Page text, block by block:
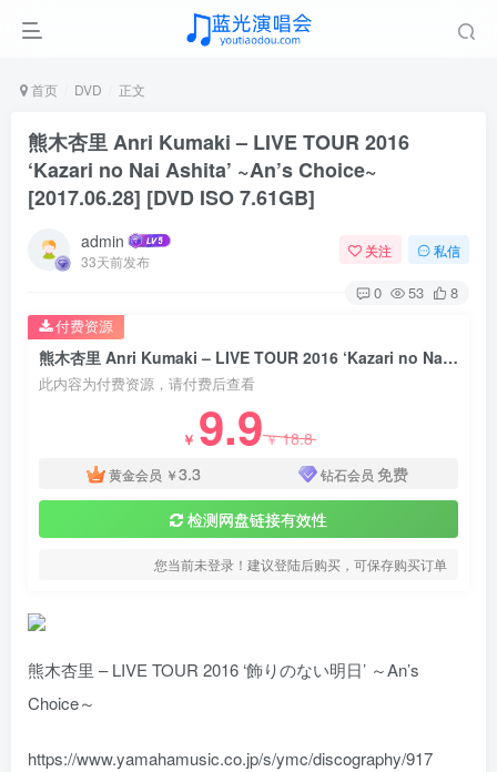
首页 DVD 正文
熊木杏里 Anri Kumaki – LIVE TOUR 2016
‘Kazari no Nai Ashita’ ~An’s Choice~
[2017.06.28] [DVD ISO 7.61GB]
admin
33天前发布
关注 私信
0 53 8
熊木杏里 Anri Kumaki – LIVE TOUR 2016 ‘Kazari no Nai Ashita’ ~An’s Choice~ [2017.06.28] [DVD ISO 7.61GB]
此内容为付费资源，请付费后查看
￥ 9.9￥18.8
黄金会员 ￥3.3 钻石会员 免费
检测网盘链接有效性
您当前未登录！建议登陆后购买，可保存购买订单
付费资源
熊木杏里 – LIVE TOUR 2016 ‘飾りのない明日’ ～An’s
Choice～
https://www.yamahamusic.co.jp/s/ymc/discography/917